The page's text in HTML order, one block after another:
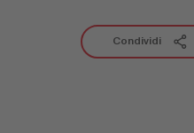
Condividi